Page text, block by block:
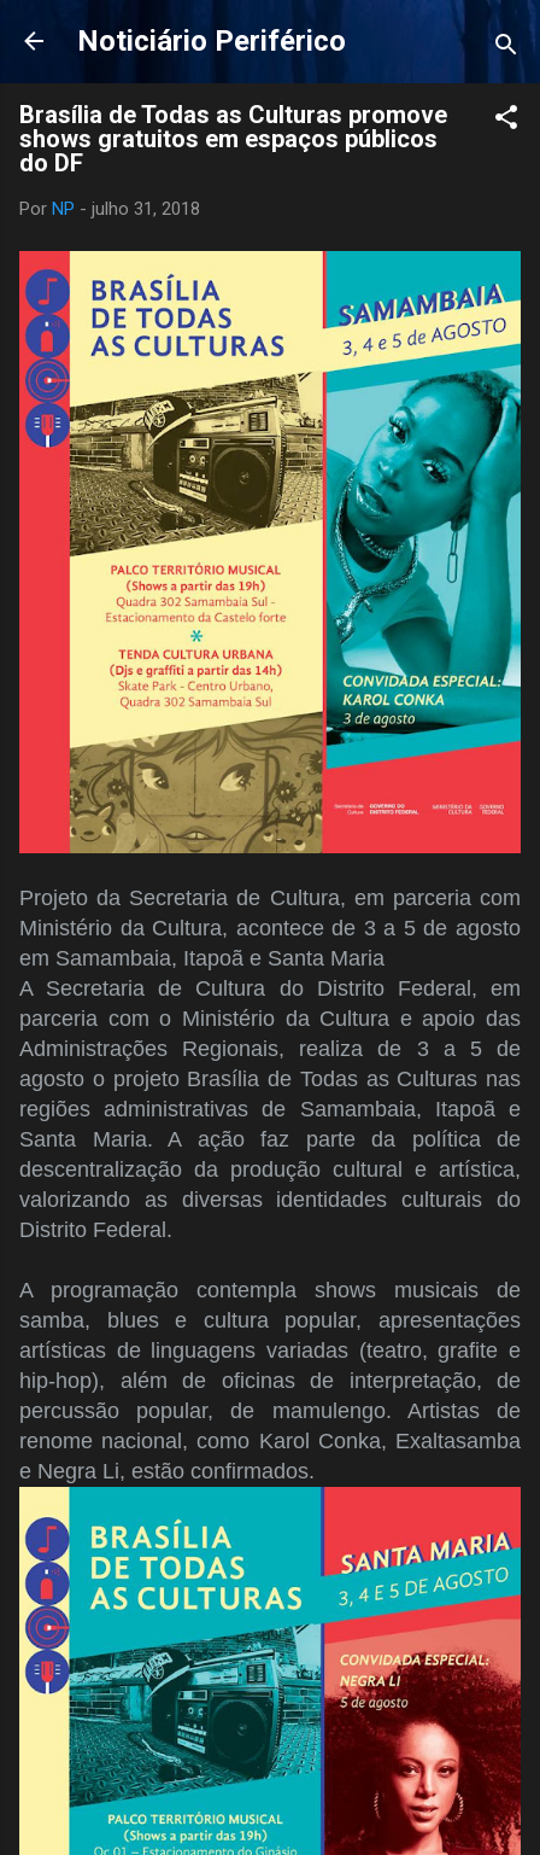
Pular para o conteúdo principal
Noticiário Periférico
Brasília de Todas as Culturas promove
shows gratuitos em espaços públicos
do DF
Por NP - julho 31, 2018
Projeto da Secretaria de Cultura, em parceria com
Ministério da Cultura, acontece de 3 a 5 de agosto
em Samambaia, Itapoã e Santa Maria
A Secretaria de Cultura do Distrito Federal, em
parceria com o Ministério da Cultura e apoio das
Administrações Regionais, realiza de 3 a 5 de
agosto o projeto Brasília de Todas as Culturas nas
regiões administrativas de Samambaia, Itapoã e
Santa Maria. A ação faz parte da política de
descentralização da produção cultural e artística,
valorizando as diversas identidades culturais do
Distrito Federal.
A programação contempla shows musicais de
samba, blues e cultura popular, apresentações
artísticas de linguagens variadas (teatro, grafite e
hip-hop), além de oficinas de interpretação, de
percussão popular, de mamulengo. Artistas de
renome nacional, como Karol Conka, Exaltasamba
e Negra Li, estão confirmados.